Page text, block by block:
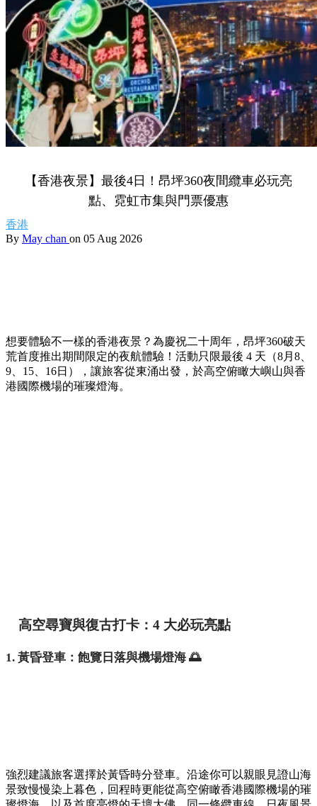
【香港夜景】最後4日！昂坪360夜間纜車必玩亮
點、霓虹市集與門票優惠
香港
By May chan on 05 Aug 2026
想要體驗不一樣的香港夜景？為慶祝二十周年，昂坪360破天
荒首度推出期間限定的夜航體驗！活動只限最後 4 天（8月8、
9、15、16日），讓旅客從東涌出發，於高空俯瞰大嶼山與香
港國際機場的璀璨燈海。
高空尋寶與復古打卡：4 大必玩亮點
1. 黃昏登車：飽覽日落與機場燈海 🌅
強烈建議旅客選擇於黃昏時分登車。沿途你可以親眼見證山海
景致慢慢染上暮色，回程時更能從高空俯瞰香港國際機場的璀